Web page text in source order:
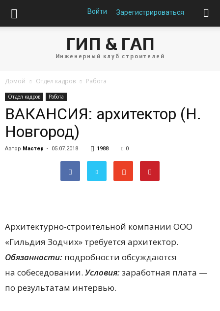
Войти Зарегистрироваться
ГИП & ГАП
Инженерный клуб строителей
Домой Отдел кадров Работа
Отдел кадров Работа
ВАКАНСИЯ: архитектор (Н.
Новгород)
Автор Мастер - 05.07.2018 1988 0
Архитектурно-строительной компании ООО
«Гильдия Зодчих» требуется архитектор.
Обязанности: подробности обсуждаются
на собеседовании. Условия: заработная плата —
по результатам интервью.